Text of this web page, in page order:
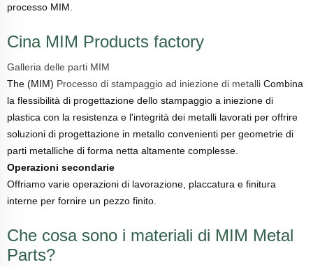
processo MIM.
Cina MIM Products factory
Galleria delle parti MIM
The (MIM) Processo di stampaggio ad iniezione di metalli Combina
la flessibilità di progettazione dello stampaggio a iniezione di
plastica con la resistenza e l'integrità dei metalli lavorati per offrire
soluzioni di progettazione in metallo convenienti per geometrie di
parti metalliche di forma netta altamente complesse.
Operazioni secondarie
Offriamo varie operazioni di lavorazione, placcatura e finitura
interne per fornire un pezzo finito.
Che cosa sono i materiali di MIM Metal
Parts?